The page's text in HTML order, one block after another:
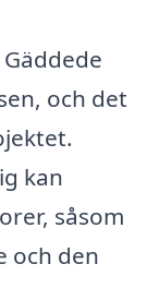
och det
kan
såsom
och den